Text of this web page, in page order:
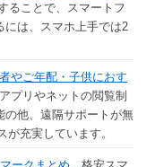
ることで、スマートフ
には、スマホ上手では2
やご年配・子供におす
プリやネットの閲覧制
の他、遠隔サポートが無
充実しています。